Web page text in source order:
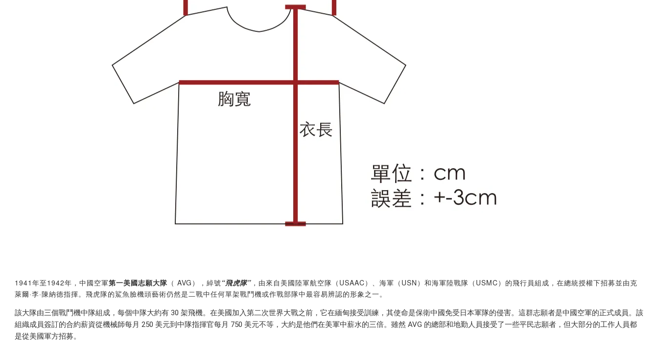
1941年至1942年，中國空軍第一美國志願大隊 （ AVG），綽號 “飛虎隊” ，由來自美國陸軍航空隊（USAAC）、海軍（USN）和海軍陸戰隊（USMC）的飛行員組成，在總統授權下招募並由克
萊爾·李·陳納德指揮。飛虎隊的鯊魚臉機頭藝術仍然是二戰中任何單架戰鬥機或作戰部隊中最容易辨認的形象之一。
該大隊由三個戰鬥機中隊組成，每個中隊大約有 30 架飛機。在美國加入第二次世界大戰之前，它在緬甸接受訓練，其使命是保衛中國免受日本軍隊的侵害。這群志願者是中國空軍的正式成員。該
組織成員簽訂的合約薪資從機械師每月 250 美元到中隊指揮官每月 750 美元不等，大約是他們在美軍中薪水的三倍。雖然 AVG 的總部和地勤人員接受了一些平民志願者，但大部分的工作人員都
是從美國軍方招募。